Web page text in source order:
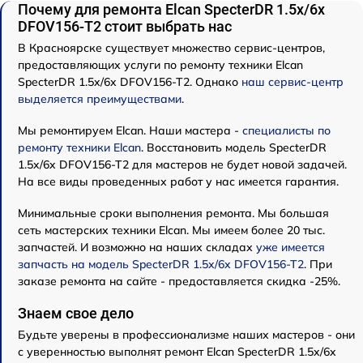
Почему для ремонта Elcan SpecterDR 1.5x/6x
DFOV156-T2 стоит выбрать нас
В Красноярске существует множество сервис-центров,
предоставляющих услуги по ремонту техники Elcan
SpecterDR 1.5x/6x DFOV156-T2. Однако наш сервис-центр
выделяется преимуществами.
Мы ремонтируем Elcan. Наши мастера - специалисты по
ремонту техники Elcan. Восстановить модель SpecterDR
1.5x/6x DFOV156-T2 для мастеров не будет новой задачей.
На все виды проведенных работ у нас имеется гарантия.
Минимальные сроки выполнения ремонта. Мы большая
сеть мастерских техники Elcan. Мы имеем более 20 тыс.
запчастей. И возможно на наших складах уже имеется
запчасть на модель SpecterDR 1.5x/6x DFOV156-T2. При
заказе ремонта на сайте - предоставляется скидка -25%.
Знаем свое дело
Будьте уверены в профессионализме наших мастеров - они
с уверенностью выполнят ремонт Elcan SpecterDR 1.5x/6x